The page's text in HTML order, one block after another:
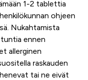
1-2 tablettia
ohjeen
Nukahtamista
ennen
allerginen
raskauden
tai ne eivät